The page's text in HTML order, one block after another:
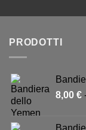
PRODOTTI
8,00 €